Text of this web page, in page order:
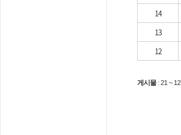
14
13
12
게시물: 21 ~ 12